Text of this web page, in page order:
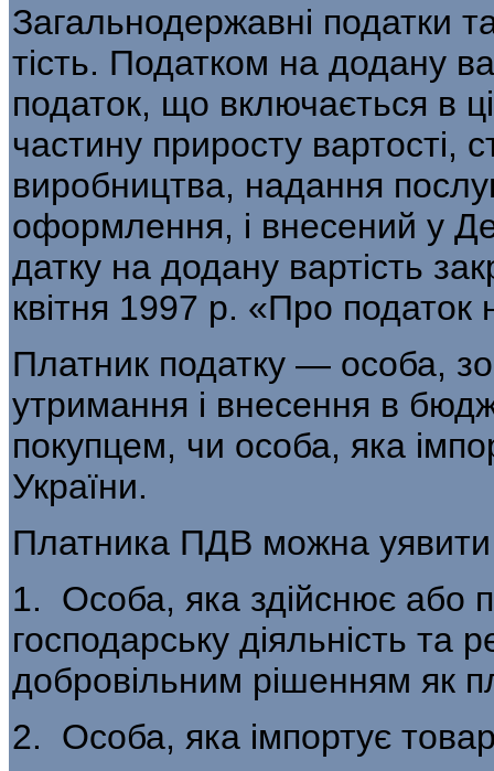
Загальнодержавні податки
тість. Податком на додану
податок, що включається в
частину приросту вартос­ті,
виробництва, надання
оформлення, і внесений у
датку на додану вартість
квітня 1997 р. «Про податок
Платник податку — особа,
утримання і внесення в
покупцем, чи особа, яка
України.
Платника ПДВ можна уявити
1. Особа, яка здійснює або
господарську ді­яльність та
добровільним рішенням як
2. Особа, яка імпортує